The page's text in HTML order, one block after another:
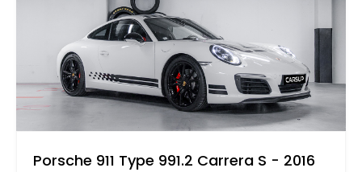
supposée tirée des réglementations de sécurité du
marché américain dans les années 1960,
s'adaptant à d'éventuelles interdictions des
véhicules décapotables pour créer quelque chose
de distinctivement Porsche. La 991.1 Targa 4S reste
un mélange célébré de tradition et de modernité,
encapsulant le parcours en constante évolution
Porsche 911 Type 991.2 Carrera S - 2016